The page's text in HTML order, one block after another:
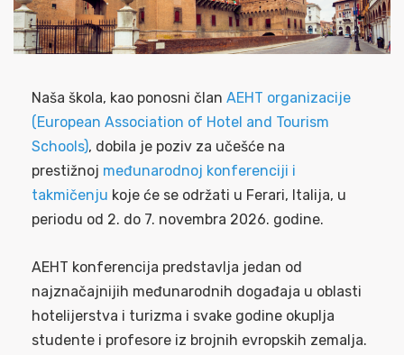
Naša škola, kao ponosni član AEHT organizacije
(European Association of Hotel and Tourism
Schools), dobila je poziv za učešće na
prestižnoj međunarodnoj konferenciji i
takmičenju koje će se održati u Ferari, Italija, u
periodu od 2. do 7. novembra 2026. godine.
AEHT konferencija predstavlja jedan od
najznačajnijih međunarodnih događaja u oblasti
hotelijerstva i turizma i svake godine okuplja
studente i profesore iz brojnih evropskih zemalja.